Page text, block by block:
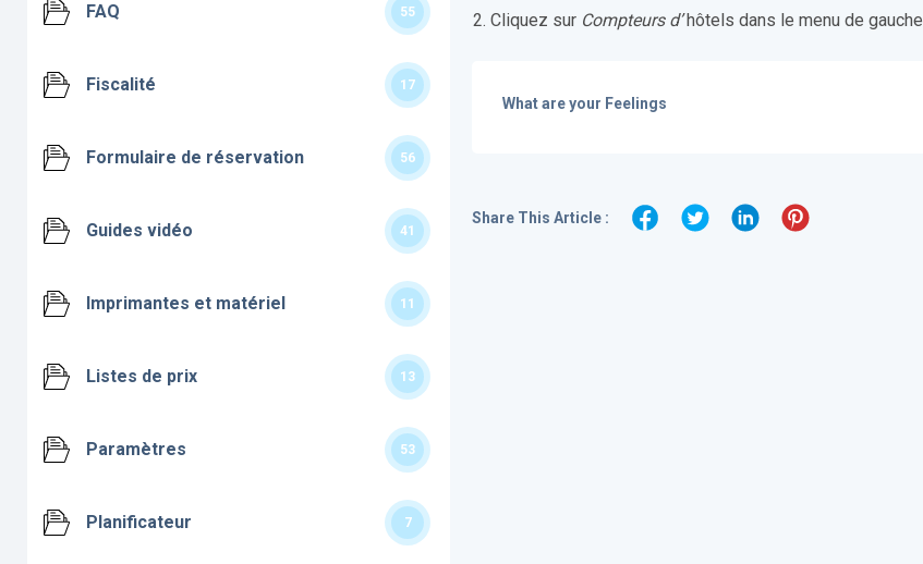
FAQ 55
Fiscalité 17
Formulaire de réservation 56
Guides vidéo 41
Imprimantes et matériel 11
Listes de prix 13
Paramètres 53
Planificateur 7
Cliquez sur Compteurs d’hôtels dans le menu de gauche
What are your Feelings
Share This Article :